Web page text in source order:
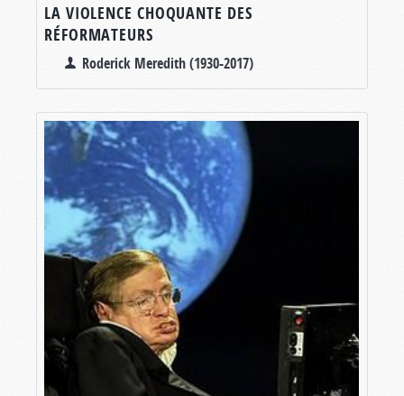
LA VIOLENCE CHOQUANTE DES
RÉFORMATEURS
Roderick Meredith (1930-2017)